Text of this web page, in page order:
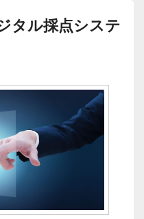
タル採点システ